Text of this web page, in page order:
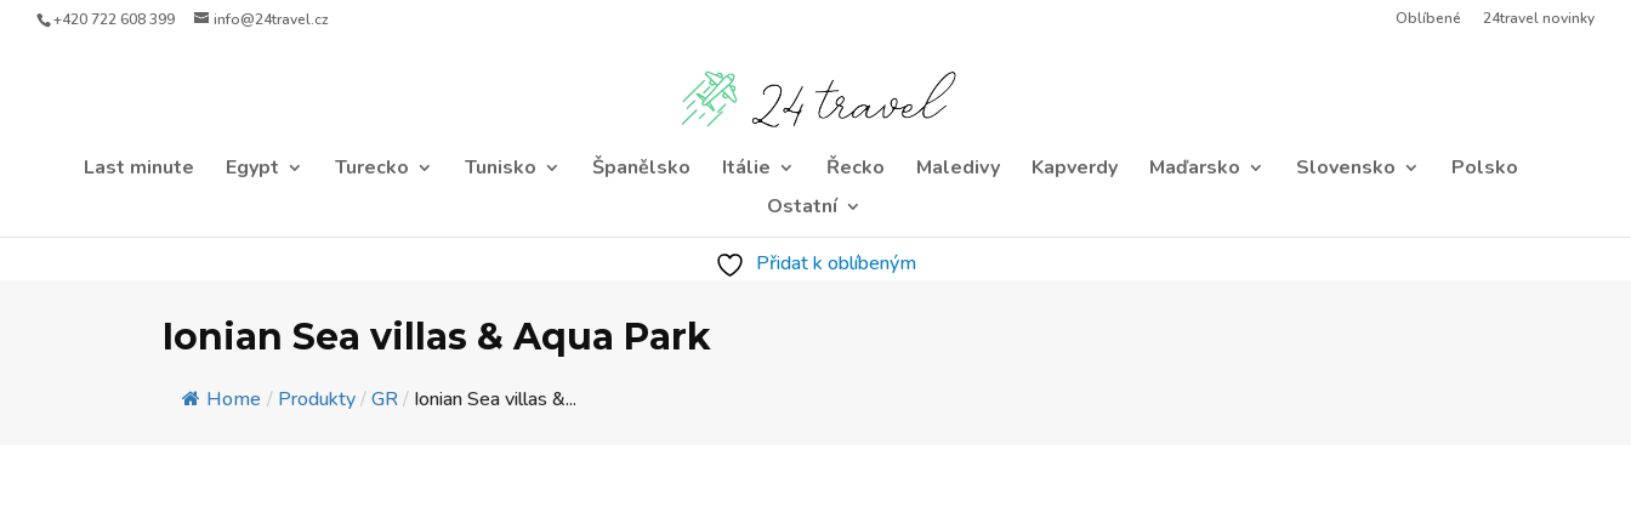
+420 722 608 399 info@24travel.cz Oblíbené 24travel novinky
Last minute Egypt Turecko Tunisko Španělsko Itálie Řecko Maledivy Kapverdy Maďarsko Slovensko
Polsko
Ostatní
Přidat k oblíbeným
Ionian Sea villas & Aqua Park
Home / Produkty / GR / Ionian Sea villas &...